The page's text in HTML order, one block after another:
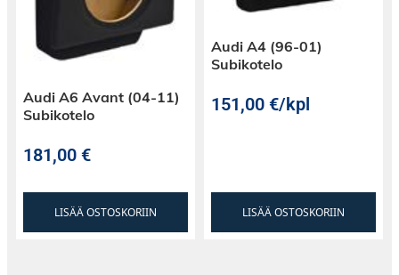
Audi A6 Avant (04-11)
Subikotelo
181,00€
LISÄÄ OSTOSKORIIN
Audi A4 (96-01)
Subikotelo
151,00€/kpl
LISÄÄ OSTOSKORIIN